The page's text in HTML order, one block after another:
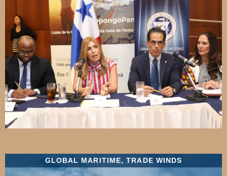
GLOBAL MARITIME,TRADE WINDS